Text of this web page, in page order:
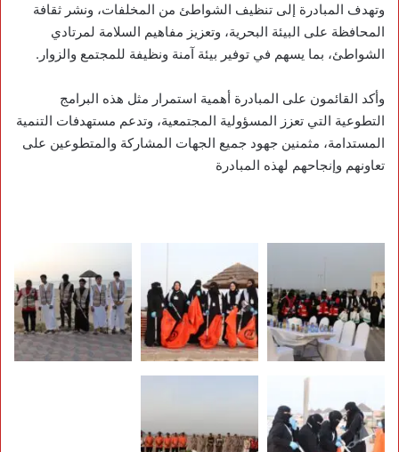
وتهدف المبادرة إلى تنظيف الشواطئ من المخلفات، ونشر ثقافة
المحافظة على البيئة البحرية، وتعزيز مفاهيم السلامة لمرتادي
الشواطئ، بما يسهم في توفير بيئة آمنة ونظيفة للمجتمع والزوار.
وأكد القائمون على المبادرة أهمية استمرار مثل هذه البرامج
التطوعية التي تعزز المسؤولية المجتمعية، وتدعم مستهدفات التنمية
المستدامة، مثمنين جهود جميع الجهات المشاركة والمتطوعين على
تعاونهم وإنجاحهم لهذه المبادرة